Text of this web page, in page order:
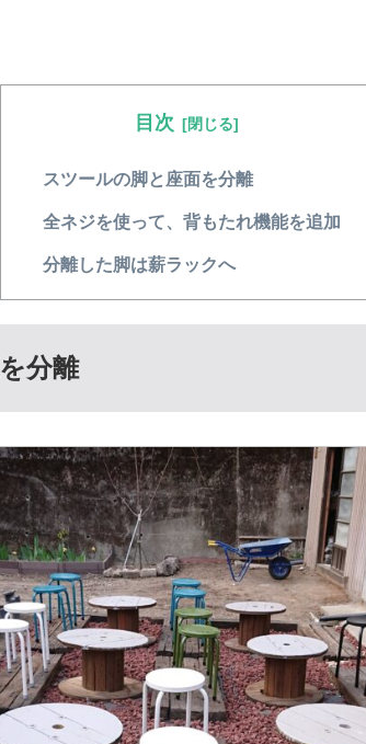
目次
スツールの脚と座面を分離
全ネジを使って、背もたれ機能を追加
分離した脚は薪ラックへ
分離